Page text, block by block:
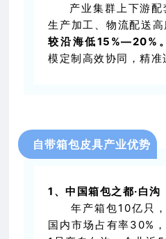
产业集群上下游配
生产加工、物流配送
较沿海低15%—20%
模定制高效协同，精准
自带箱包皮具产业优势
1、中国箱包之都·白沟
年产箱包10亿只
国内市场占有率30%